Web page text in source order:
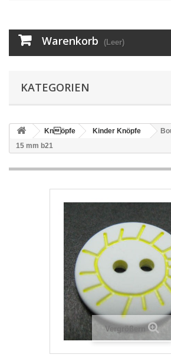
Warenkorb (Leer)
KATEGORIEN
Knöpfe Kinder Knöpfe
15 mm b21
Vergrößern